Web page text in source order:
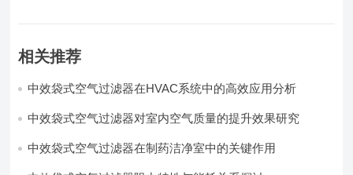
相关推荐
中效袋式空气过滤器在HVAC系统中的高效应用分析
中效袋式空气过滤器对室内空气质量的提升效果研究
中效袋式空气过滤器在制药洁净室中的关键作用